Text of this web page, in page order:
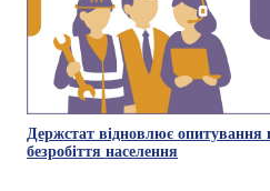
Держстат відновлює опитування
безробіття населення